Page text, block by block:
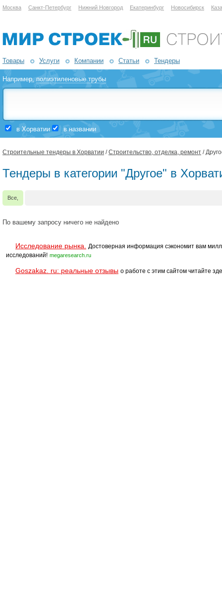
Москва Санкт-Петербург Нижний Новгород Екатеринбург Новосибирск
Товары Услуги Компании Статьи Тендеры
Например,полиэтиленовые трубы
в Хорватии в названии
Строительные тендеры в Хорватии /Строительство, отделка, ремонт /
Тендеры в категории "Другое" в
Все,
По вашему запросу ничего не найдено
Исследование рынка.
Достоверная информация сэкономит вам
исследований! megaresearch.ru
Goszakaz. ru: реальные отзывы о работе с этим сайтом читайте